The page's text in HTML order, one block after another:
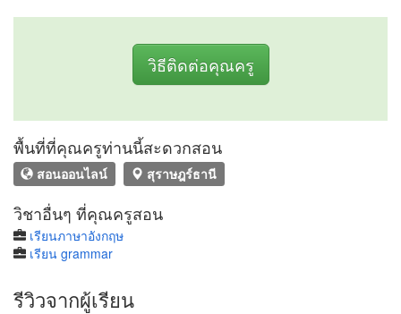
วิธีติดต่อคุณครู
พื้นที่ที่คุณครูท่านนี้สะดวกสอน
สอนออนไลน์ สุราษฎร์ธานี
วิชาอื่นๆ ที่คุณครูสอน
เรียนภาษาอังกฤษ
เรียน grammar
รีวิวจากผู้เรียน